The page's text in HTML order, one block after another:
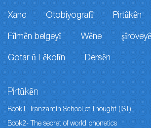
Xane Otobiyografî Pirtûkên
Fîlmên belgeyî Wêne
Gotar û Lêkolîn Dersên
Pirtûkên
Book1- Iranzamin School of Thought (IST)
Book2- The secret of world phonetics